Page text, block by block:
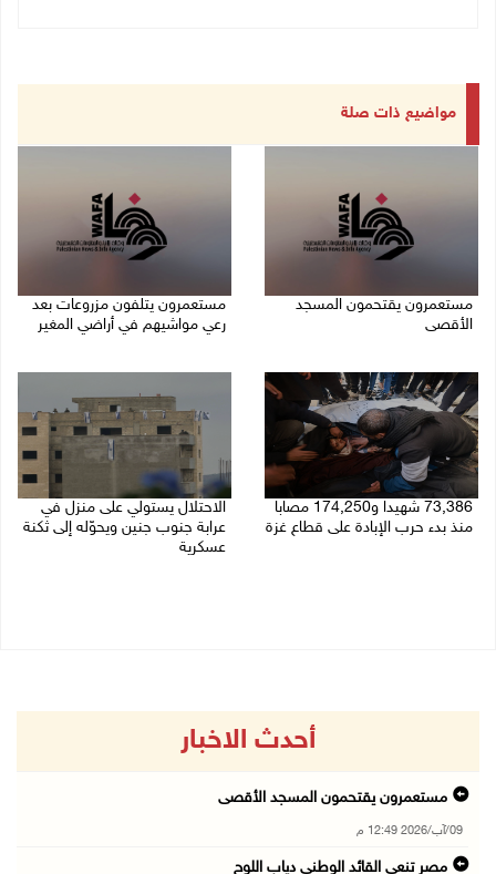
مواضيع ذات صلة
مستعمرون يقتحمون المسجد
الأقصى
مستعمرون يتلفون مزروعات بعد
رعي مواشيهم في أراضي المغير
73,386 شهيدا و174,250 مصابا
منذ بدء حرب الإبادة على قطاع غزة
الاحتلال يستولي على منزل في
عرابة جنوب جنين ويحوّله إلى ثكنة
عسكرية
أحدث الاخبار
مستعمرون يقتحمون المسجد الأقصى
09/آب/2026 12:49 م
مصر تنعى القائد الوطني دياب اللوح